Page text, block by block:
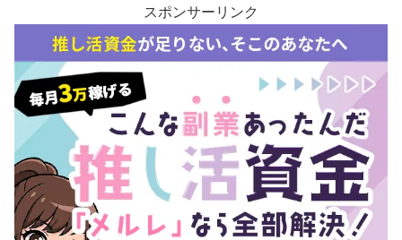
スポンサーリンク